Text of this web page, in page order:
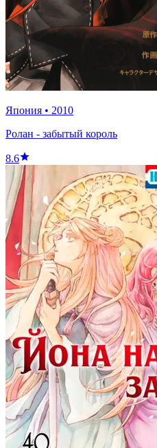
Япония • 2010
Ролан - забытый король
8.6